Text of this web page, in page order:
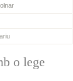
o lege